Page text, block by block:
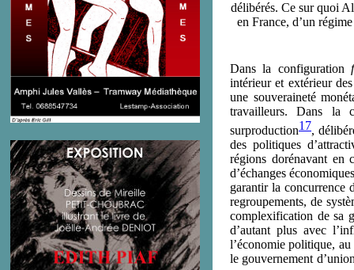
délibérés. Ce sur quoi
en France, d’un
Dans la configuration
intérieur et extérieur
une souveraineté
travailleurs. Dans la
surproduction17,
des politiques
régions dorénavant en
d’échanges
garantir la concurrence
regroupements, de
complexification de sa
d’autant plus avec
l’économie politique,
le gouvernement